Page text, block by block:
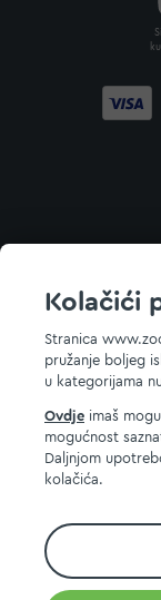
Kolačići
Stranica
pružanje boljeg
u kategorijama
Ovdje imaš
mogućnost
Daljnjom
kolačića.
©